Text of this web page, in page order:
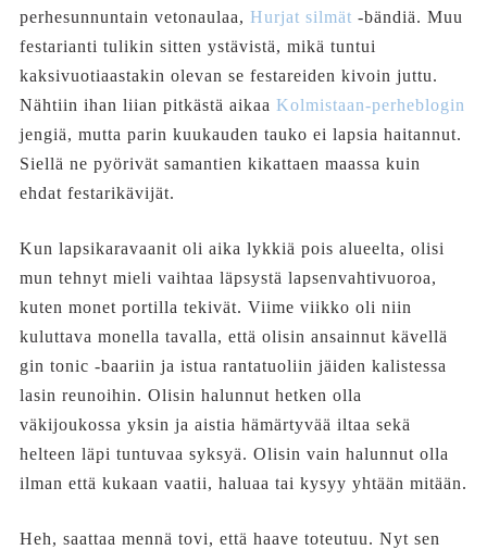
perhesunnuntain vetonaulaa, Hurjat silmät -bändiä. Muu
festarianti tulikin sitten ystävistä, mikä tuntui
kaksivuotiaastakin olevan se festareiden kivoin juttu.
Nähtiin ihan liian pitkästä aikaa Kolmistaan-perheblogin
jengiä, mutta parin kuukauden tauko ei lapsia haitannut.
Siellä ne pyörivät samantien kikattaen maassa kuin
ehdat festarikävijät.
Kun lapsikaravaanit oli aika lykkiä pois alueelta, olisi
mun tehnyt mieli vaihtaa läpsystä lapsenvahtivuoroa,
kuten monet portilla tekivät. Viime viikko oli niin
kuluttava monella tavalla, että olisin ansainnut kävellä
gin tonic -baariin ja istua rantatuoliin jäiden kalistessa
lasin reunoihin. Olisin halunnut hetken olla
väkijoukossa yksin ja aistia hämärtyvää iltaa sekä
helteen läpi tuntuvaa syksyä. Olisin vain halunnut olla
ilman että kukaan vaatii, haluaa tai kysyy yhtään mitään.
Heh, saattaa mennä tovi, että haave toteutuu. Nyt sen